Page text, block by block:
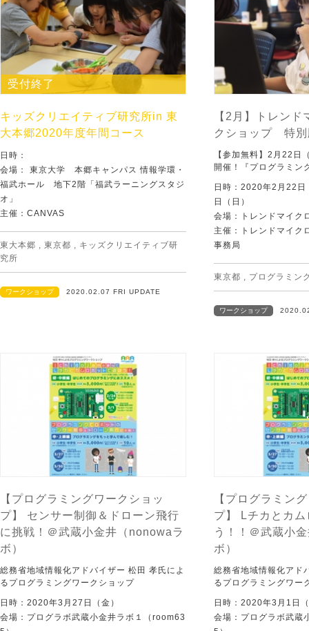
受付終了
キッズクリエイティブ研究所in 東
大本郷2020年度年間コース
日時：
会場： 東京大学 本郷キャンパス 情報学環・
福武ホール 地下2階「福武ラーニングスタジ
オ」
主催：CANVAS
東大本郷 , 東京都 , キッズクリエイティブ研
究所
ワークショップ 2020.02.07 FRI UPDATE
【2月】トレン
クショップ 特別
【参加無料】2月22日
開催！『プログラミン
日時：2020年2月22
日（日）
会場：トレンドマイク
主催：トレンドマイク
事務局
東京都 , プログラミン
ワークショップ
【プログラミングワークショッ
プ】 センサー制御＆ドローン飛行
に挑戦！＠武蔵小金井（nonowaラ
ボ）
総務省地域情報化アドバイザー 松田 孝氏によ
るプログラミングワークショップ
日時：2020年3月27日（金）
会場：プログラボ武蔵小金井ラボ１（room63
【プログラミン
プ】 Lチカとカ
う！！＠武蔵小
ボ）
総務省地域情報化アド
るプログラミングワー
日時：2020年3月1日
会場：プログラボ武蔵